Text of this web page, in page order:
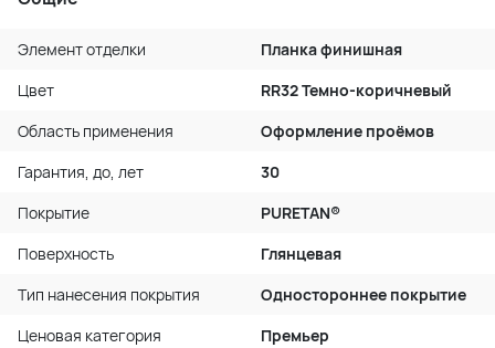
Элемент отделки
Планка финишная
Цвет
RR32 Темно-коричневый
Область применения
Оформление проёмов
Гарантия, до, лет
30
Покрытие
PURETAN®
Поверхность
Глянцевая
Тип нанесения покрытия
Одностороннее покрытие
Ценовая категория
Премьер